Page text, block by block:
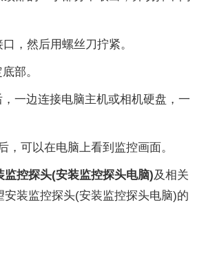
，然后用螺丝刀拧紧。
部。
一边连接电脑主机或相机硬盘，一
，可以在电脑上看到监控画面。
监控探头(安装监控探头电脑)及相关
安装监控探头(安装监控探头电脑)的